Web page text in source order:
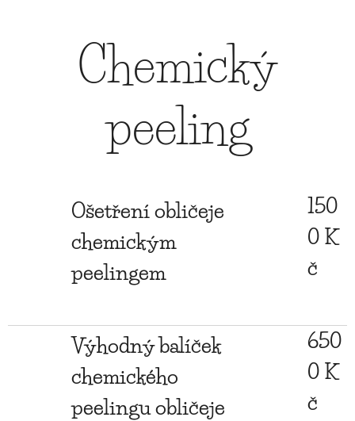
Chemický
peeling
Ošetření obličeje
chemickým
peelingem
150
0 K
č
Výhodný balíček
chemického
peelingu obličeje
650
0 K
č